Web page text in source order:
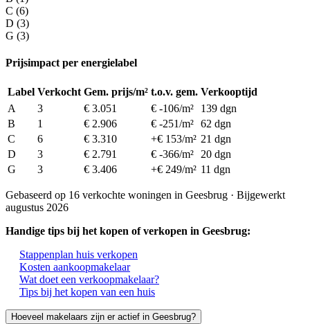
C (6)
D (3)
G (3)
Prijsimpact per energielabel
Label Verkocht Gem. prijs/m² t.o.v. gem. Verkooptijd
A
3 € 3.051 € -106/m²
139 dgn
B
1 € 2.906 € -251/m² 62 dgn
C
6 € 3.310 +€ 153/m² 21 dgn
D
3 € 2.791 € -366/m²
20 dgn
G
3 € 3.406 +€ 249/m² 11 dgn
Gebaseerd op 16 verkochte woningen in Geesbrug · Bijgewerkt
augustus 2026
Handige tips bij het kopen of verkopen in Geesbrug:
Stappenplan huis verkopen
Kosten aankoopmakelaar
Wat doet een verkoopmakelaar?
Tips bij het kopen van een huis
Hoeveel makelaars zijn er actief in Geesbrug?